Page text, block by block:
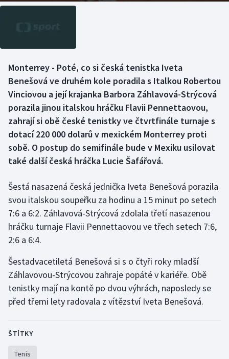
Biatlon
Curling
Dostihy
Florbal
Futsal
Gymnastika
Házená
Judo
Krasobruslení
Lyže a snowboard
Aplikace ČT sport
Monterrey - Poté, co si česká tenistka Iveta
Benešová ve druhém kole poradila s Italkou Robertou
Vinciovou a její krajanka Barbora Záhlavová-Strýcová
porazila jinou italskou hráčku Flavii Pennettaovou,
zahrají si obě české tenistky ve čtvrtfinále turnaje s
dotací 220 000 dolarů v mexickém Monterrey proti
sobě. O postup do semifinále bude v Mexiku usilovat
také další česká hráčka Lucie Šafářová.
Šestá nasazená česká jednička Iveta Benešová porazila
svou italskou soupeřku za hodinu a 15 minut po setech
7:6 a 6:2. Záhlavová-Strýcová zdolala třetí nasazenou
hráčku turnaje Flavii Pennettaovou ve třech setech 7:6,
2:6 a 6:4.
Šestadvacetiletá Benešová si s o čtyři roky mladší
Záhlavovou-Strýcovou zahraje popáté v kariéře. Obě
tenistky mají na kontě po dvou výhrách, naposledy se
před třemi lety radovala z vítězství Iveta Benešová.
ŠTÍTKY
Tenis